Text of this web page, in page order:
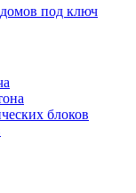
под ключ
блоков